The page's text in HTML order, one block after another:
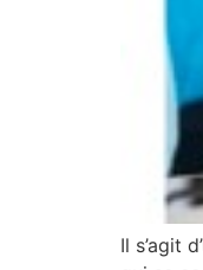
Il s’agit